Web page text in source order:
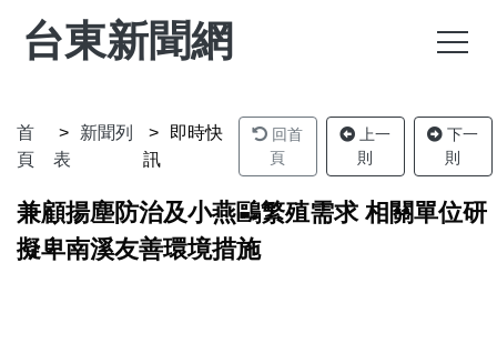
台東新聞網
首
頁
新聞列
表
即時快
訊
回首
頁
上一
則
下一
則
兼顧揚塵防治及小燕鷗繁殖需求 相關單位研
擬卑南溪友善環境措施